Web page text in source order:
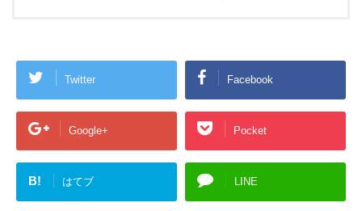
Twitter Facebook
Google+ Pocket
B! はてブ LINE